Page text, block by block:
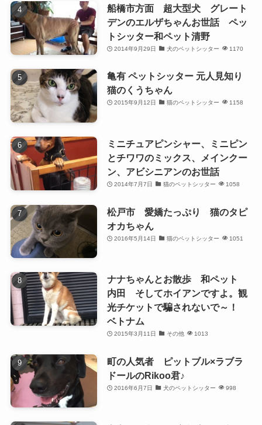
船橋市方面 超大型犬 グレート
デンのエルザちゃんお世話 ペッ
トシッター和ペット清野
2014年9月29日 犬のペットシッター 1170
亀有 ペットシッター 元人見知り
猫のくうちゃん
2015年9月12日 猫のペットシッター 1158
ミニチュアピンシャー、ミニピン
とチワワのミックス、メインクー
ン、アビシニアンのお世話
2014年7月7日 猫のペットシッター 1058
松戸市 愛嬌たっぷり 猫のタピ
オカちゃん
2016年5月14日 猫のペットシッター 1051
ナナちゃんとお散歩 和ペット
内田 そしてホイアンですよ。観
光チケットで騙されないで～！
ベトナム
2015年3月11日 その他 1013
町の人気者 ピットブル×ラブラ
ドールのRikoo君♪
2016年6月7日 犬のペットシッター 998